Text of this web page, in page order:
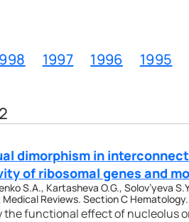
1997 1996 1995
dimorphism in
of ribosomal genes and
S.A., Kartasheva O.G., Solov’yeva
Reviews. Section C
the functional effect of nucleolus